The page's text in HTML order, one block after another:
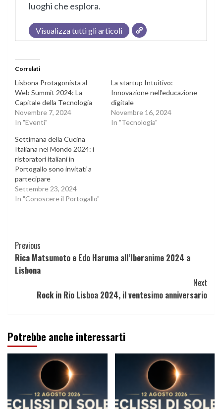
luoghi che esplora.
Visualizza tutti gli articoli
Correlati
Lisbona Protagonista al
Web Summit 2024: La
Capitale della Tecnologia
Novembre 7, 2024
In "Eventi"
La startup Intuitivo:
Innovazione nell’educazione
digitale
Novembre 16, 2024
In "Tecnologia"
Settimana della Cucina
Italiana nel Mondo 2024: i
ristoratori italiani in
Portogallo sono invitati a
partecipare
Settembre 23, 2024
In "Conoscere il Portogallo"
Continue
Reading
Previous
Rica Matsumoto e Edo Haruma all’Iberanime 2024 a
Lisbona
Next
Rock in Rio Lisboa 2024, il ventesimo anniversario
Potrebbe anche interessarti